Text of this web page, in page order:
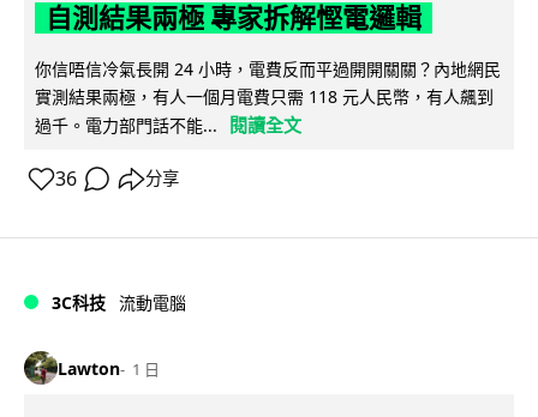
自測結果兩極 專家拆解慳電邏輯
你信唔信冷氣長開 24 小時，電費反而平過開開關關？內地網民
實測結果兩極，有人一個月電費只需 118 元人民幣，有人飆到
過千。電力部門話不能...
閱讀全文
36 分享
3C科技 流動電腦
Lawton 1 日